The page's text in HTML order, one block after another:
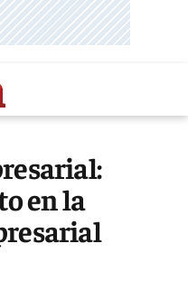
en la